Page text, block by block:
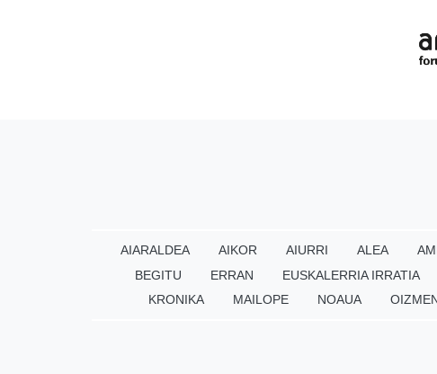
AIARALDEA AIKOR AIURRI ALEA
BEGITU
ERRAN EUSKALERRIA IRRATIA
KRONIKA
MAILOPE NOAUA